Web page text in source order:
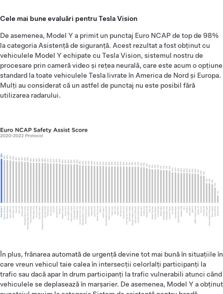
Cele mai bune evaluări pentru Tesla Vision
De asemenea, Model Y a primit un punctaj Euro NCAP de top de 98%
la categoria Asistență de siguranță. Acest rezultat a fost obținut cu
vehiculele Model Y echipate cu Tesla Vision, sistemul nostru de
procesare prin cameră video și rețea neurală, care este acum o opțiune
standard la toate vehiculele Tesla livrate în America de Nord și Europa.
Mulți au considerat că un astfel de punctaj nu este posibil fără
utilizarea radarului.
În plus, frânarea automată de urgență devine tot mai bună în situațiile în
care vreun vehicul taie calea în intersecții celorlalți participanți la
trafic sau dacă apar în drum participanți la trafic vulnerabili atunci când
vehiculele se deplasează în marșarier. De asemenea, Model Y a obținut